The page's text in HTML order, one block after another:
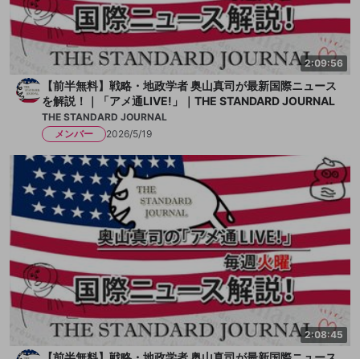
2:09:56
【前半無料】戦略・地政学者 奥山真司が最新国際ニュース
を解説！｜「アメ通LIVE!」｜THE STANDARD JOURNAL
THE STANDARD JOURNAL
メンバー
2026/5/19
2:08:45